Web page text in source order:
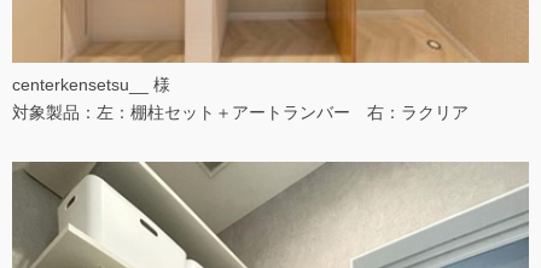
centerkensetsu__ 様
対象製品：左：棚柱セット＋アートランバー 右：ラクリア